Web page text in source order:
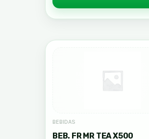
BEBIDAS
BEB. FR MR TEA X500